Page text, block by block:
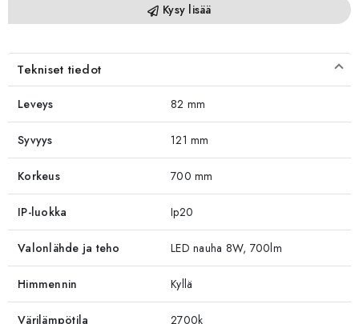
Kysy lisää
Tekniset tiedot
Leveys 82 mm
Syvyys 121 mm
Korkeus 700 mm
IP-luokka Ip20
Valonlähde ja teho LED nauha 8W, 700lm
Himmennin Kyllä
Värilämpötila 2700k